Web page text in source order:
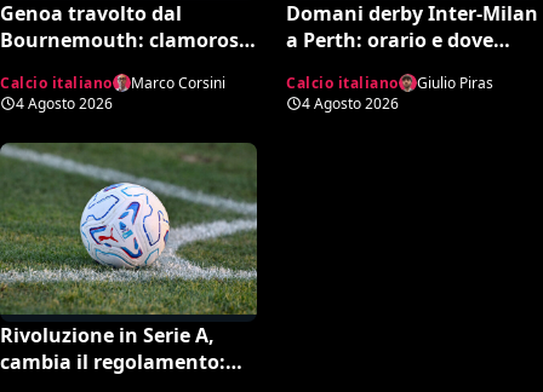
Genoa travolto dal
Bournemouth: clamoroso
record negativo storico
Calcio italiano
Marco Corsini
4 Agosto 2026
Domani derby Inter-Milan
a Perth: orario e dove
Calcio italiano
Giulio Piras
4 Agosto 2026
Rivoluzione in Serie A,
cambia il regolamento: